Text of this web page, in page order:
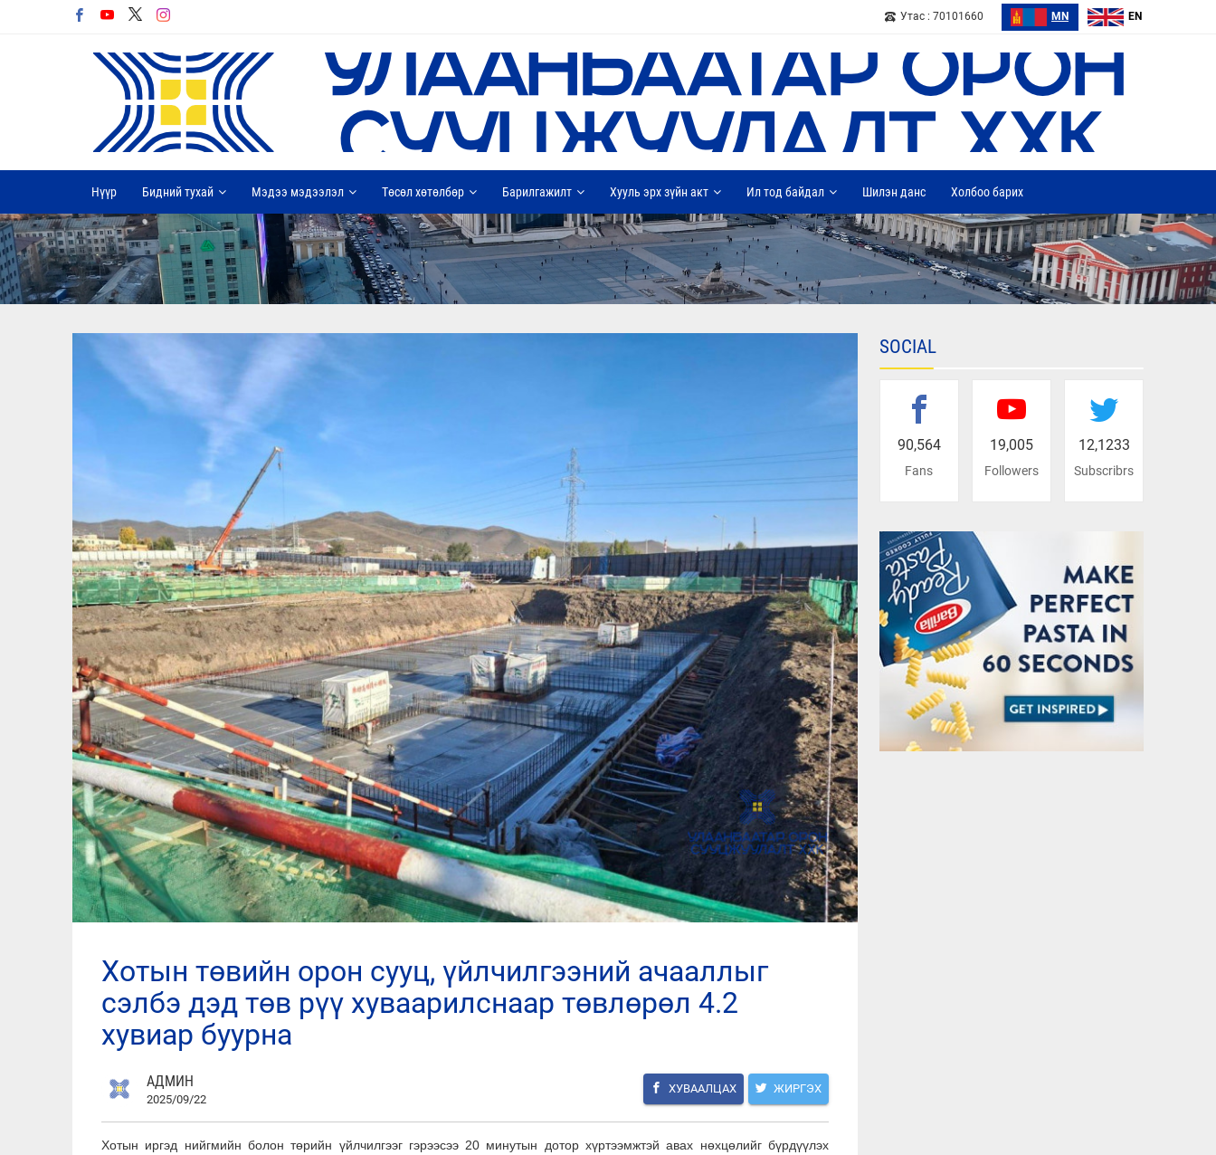
Утас : 70101660 MN EN
Нүүр Бидний тухай Мэдээ мэдээлэл Төсөл хөтөлбөр Барилгажилт Хууль эрх зүйн акт Ил тод байдал Шилэн данс Холбоо барих
хотын төвийн орон сууц, үйлчилгээний ачааллыг
сэлбэ дэд төв рүү хуваарилснаар төвлөрөл 4.2
хувиар буурна
АДМИН
2025/09/22
ХУВААЛЦАХ ЖИРГЭХ
Хотын иргэд нийгмийн болон төрийн үйлчилгээг гэрээсээ 20 минутын дотор хүртээмжтэй авах нөхцөлийг бүрдүүлэх
SOCIAL
90,564
Fans
19,005
Followers
12,1233
Subscribrs